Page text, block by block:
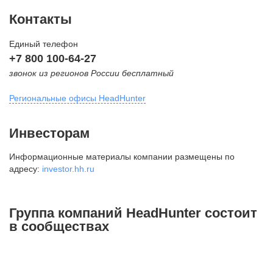
Контакты
Единый телефон
+7 800 100-64-27
звонок из регионов России бесплатный
Региональные офисы HeadHunter
внутригородская территория
Муниципальный округ Тверской,
2-я Брестская ул., д. 48,
+7 495 980-64-27
Инвесторам
Информационные материалы компании размещены по
адресу: investor.hh.ru
Группа компаний HeadHunter состоит
в сообществах